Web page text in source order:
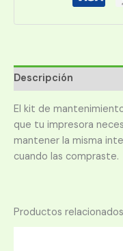
Descripción
El kit de
que tu impresora
mantener la misma
cuando las compraste.
Productos relacionados